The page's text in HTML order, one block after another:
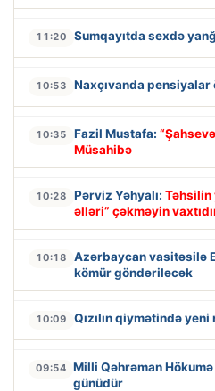
11:20 Sumqayıtda sexdə
10:53 Naxçıvanda pensiyalar
10:35 Fazil Mustafa:
Müsahibə
10:28 Pərviz Yəhyalı: Təhsilin
əlləri” çəkməyin
10:18
Azərbaycan vasitəsilə
kömür göndəriləcək
10:09 Qızılın qiymətində
09:54 Milli Qəhrəman
günüdür